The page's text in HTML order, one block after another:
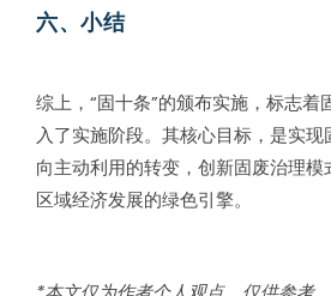
六、小结
综上，“固十条”的颁布实施，标志着
入了实施阶段。其核心目标，是实
向主动利用的转变，创新固废治理模
区域经济发展的绿色引擎。